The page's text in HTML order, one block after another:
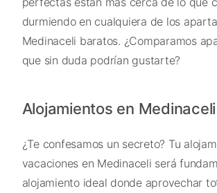
durmiendo en cualquiera de los
Medinaceli baratos. ¿Comparamos
que sin duda podrían gustarte?
Alojamientos en Medinaceli
¿Te confesamos un secreto? Tu
vacaciones en Medinaceli será
alojamiento ideal donde aprovechar